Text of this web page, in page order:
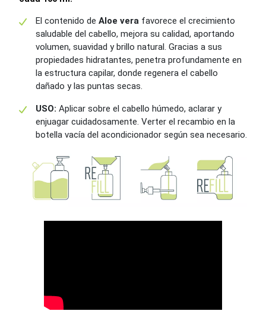
El contenido de Aloe vera favorece el crecimiento
saludable del cabello, mejora su calidad, aportando
volumen, suavidad y brillo natural. Gracias a sus
propiedades hidratantes, penetra profundamente en
la estructura capilar, donde regenera el cabello
dañado y las puntas secas.
USO: Aplicar sobre el cabello húmedo, aclarar y
enjuagar cuidadosamente. Verter el recambio en la
botella vacía del acondicionador según sea necesario.